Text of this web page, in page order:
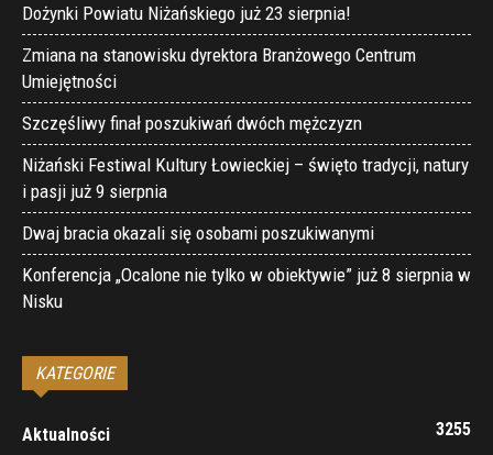
Dożynki Powiatu Niżańskiego już 23 sierpnia!
Zmiana na stanowisku dyrektora Branżowego Centrum
Umiejętności
Szczęśliwy finał poszukiwań dwóch mężczyzn
Niżański Festiwal Kultury Łowieckiej – święto tradycji, natury
i pasji już 9 sierpnia
Dwaj bracia okazali się osobami poszukiwanymi
Konferencja „Ocalone nie tylko w obiektywie” już 8 sierpnia w
Nisku
KATEGORIE
Aktualności
3255